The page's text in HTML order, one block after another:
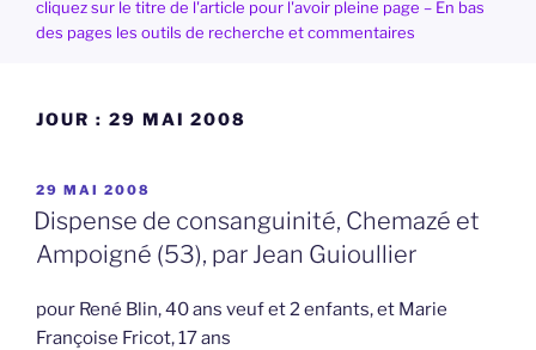
cliquez sur le titre de l'article pour l'avoir pleine page – En bas
des pages les outils de recherche et commentaires
JOUR : 29 MAI 2008
PUBLIÉ
LE
29 MAI 2008
Dispense de consanguinité, Chemazé et
Ampoigné (53), par Jean Guioullier
pour René Blin, 40 ans veuf et 2 enfants, et Marie
Françoise Fricot, 17 ans